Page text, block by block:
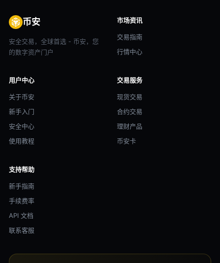
币安
安全交易，全球首选 - 币安，您
的数字资产门户
市场资讯
交易指南
行情中心
用户中心
关于币安
新手入门
安全中心
使用教程
交易服务
现货交易
合约交易
理财产品
币安卡
支持帮助
新手指南
手续费率
API 文档
联系客服